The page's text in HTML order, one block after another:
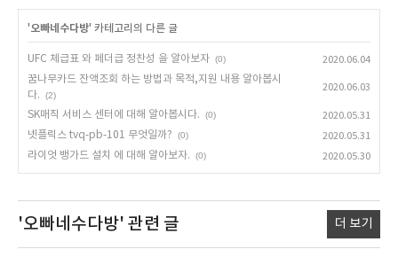
'오빠네수다방' 카테고리의 다른 글
UFC 체급표 와 페더급 정찬성 을 알아보자 (0)
2020.06.04
꿈나무카드 잔액조회 하는 방법과 목적,지원 내용 알아봅시
다.
(2)
2020.06.03
SK매직 서비스 센터에 대해 알아봅시다. (0)
2020.05.31
넷플릭스 tvq-pb-101 무엇일까?
(0)
2020.05.31
라이엇 뱅가드 설치 에 대해 알아보자.
(0) 2020.05.30
'오빠네수다방' 관련 글 더 보기